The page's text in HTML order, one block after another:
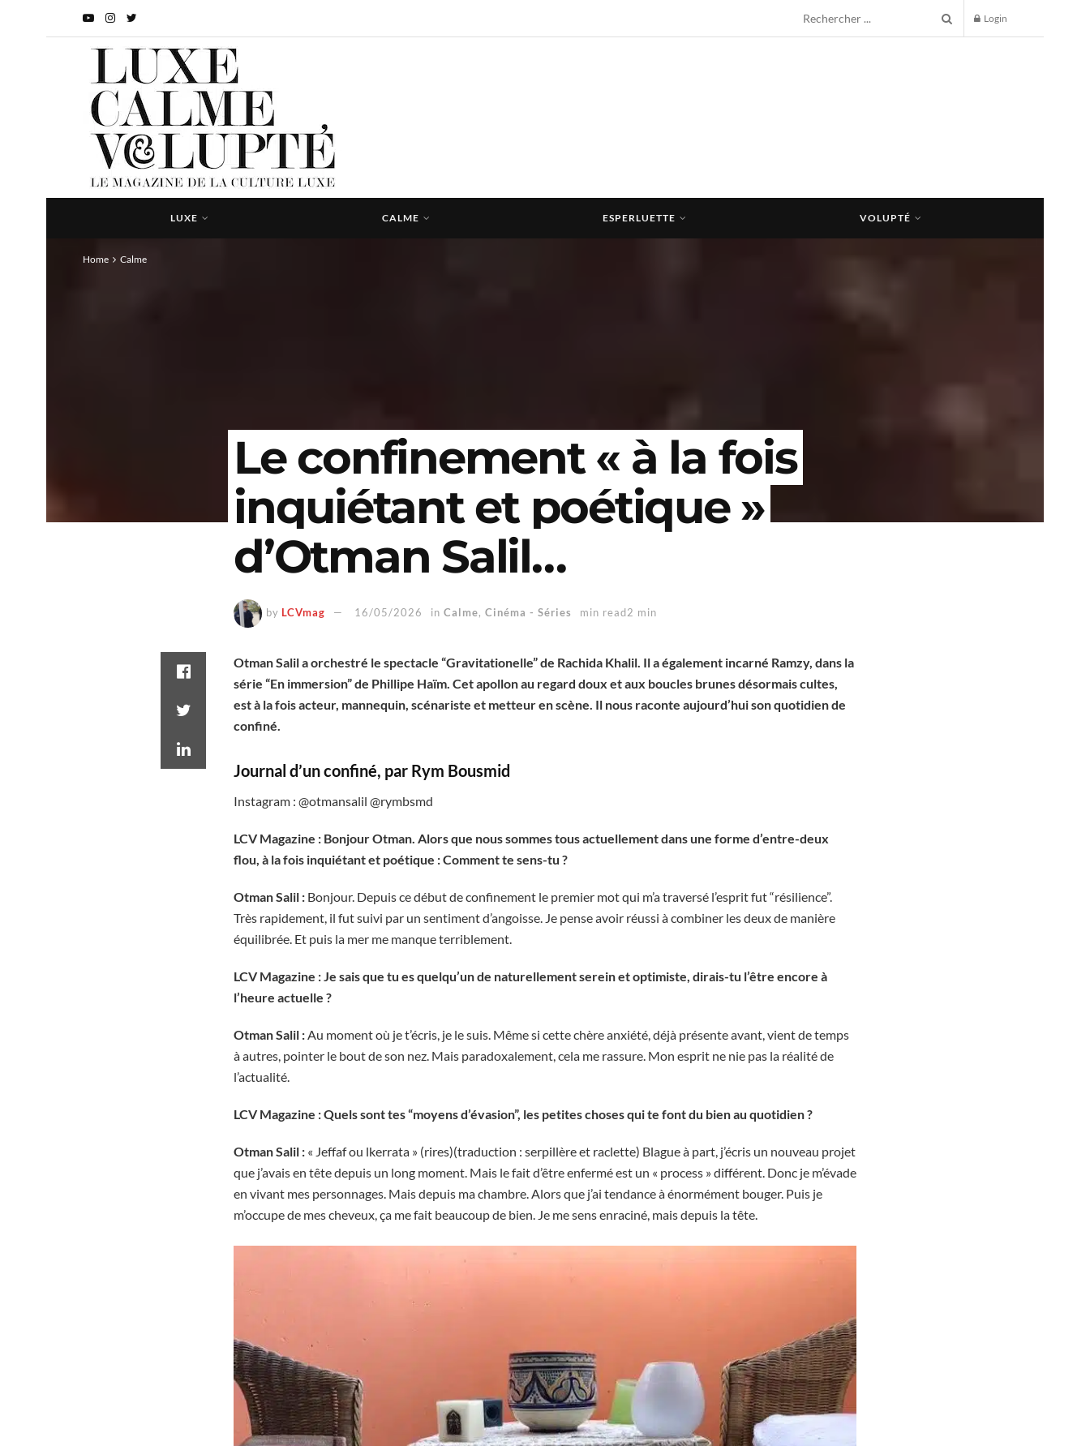
Login
LUXE CALME ESPERLUETTE VOLUPTÉ
Home Calme
Le confinement « à la fois
inquiétant et poétique »
d’Otman Salil…
by LCVmag 16/05/2026 in Calme,Cinéma - Séries min read2 min
Otman Salil a orchestré le spectacle “Gravitationelle” de Rachida Khalil. Il a également incarné Ramzy, dans la
série “En immersion” de Phillipe Haïm. Cet apollon au regard doux et aux boucles brunes désormais cultes,
est à la fois acteur, mannequin, scénariste et metteur en scène. Il nous raconte aujourd’hui son quotidien de
confiné.
Journal d’un confiné, par Rym Bousmid
Instagram : @otmansalil @rymbsmd
LCV Magazine : Bonjour Otman. Alors que nous sommes tous actuellement dans une forme d’entre-deux
flou, à la fois inquiétant et poétique : Comment te sens-tu ?
Otman Salil : Bonjour. Depuis ce début de confinement le premier mot qui m’a traversé l’esprit fut “résilience”.
Très rapidement, il fut suivi par un sentiment d’angoisse. Je pense avoir réussi à combiner les deux de manière
équilibrée. Et puis la mer me manque terriblement.
LCV Magazine : Je sais que tu es quelqu’un de naturellement serein et optimiste, dirais-tu l’être encore à
l’heure actuelle ?
Otman Salil :Au moment où je t’écris, je le suis. Même si cette chère anxiété, déjà présente avant, vient de temps
à autres, pointer le bout de son nez. Mais paradoxalement, cela me rassure. Mon esprit ne nie pas la réalité de
l’actualité.
LCV Magazine : Quels sont tes “moyens d’évasion”, les petites choses qui te font du bien au quotidien ?
Otman Salil : « Jeffaf ou lkerrata » (rires)(traduction : serpillère et raclette) Blague à part, j’écris un nouveau projet
que j’avais en tête depuis un long moment. Mais le fait d’être enfermé est un « process » différent. Donc je m’évade
en vivant mes personnages. Mais depuis ma chambre. Alors que j’ai tendance à énormément bouger. Puis je
m’occupe de mes cheveux, ça me fait beaucoup de bien. Je me sens enraciné, mais depuis la tête.